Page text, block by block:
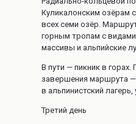
Куликалонским озёрам
всех семи озёр.
горным тропам с
массивы и альпийские
В пути — пикник в горах.
завершения маршрута —
в альпинистский
Третий день